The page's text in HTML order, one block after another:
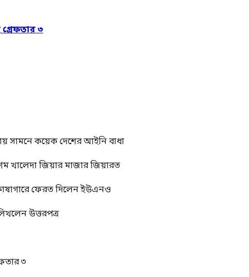
গ্রেফতার ৩
সামনে কয়েক দেশের আইনি বাধা
খালেদা জিয়ার মাজার জিয়ারত
ফেরত দিলেন ইউএনও
উত্তরপত্র
৩